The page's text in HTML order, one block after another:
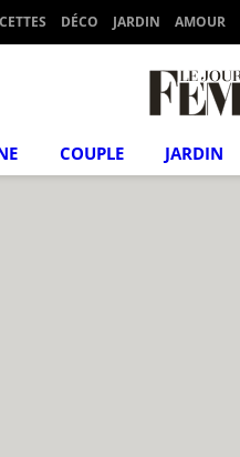
DÉCO JARDIN AMOUR
COUPLE JARDIN